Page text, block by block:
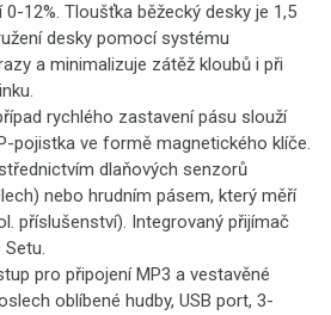
12%. Tloušťka běžecký desky je 1,5
desky pomocí systému
a minimalizuje zátěž kloubů i při
rychlého zastavení pásu slouží
pojistka ve formě magnetického klíče.
dlaňových senzorů
nebo hrudním pásem, který měří
příslušenství). Integrovaný přijímač
Setu.
pro připojení MP3 a vestavěné
oblíbené hudby, USB port, 3-